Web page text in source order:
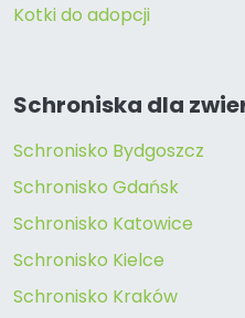
Kotki do adopcji
Schroniska dla
Schronisko Bydgoszcz
Schronisko Gdańsk
Schronisko Katowice
Schronisko Kielce
Schronisko Kraków